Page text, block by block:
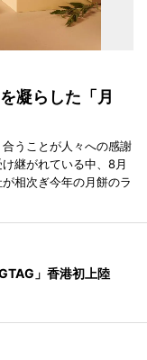
凝らした「月
うことが人々への感謝
継がれている中、8月
相次ぎ今年の月餅のラ
」香港初上陸